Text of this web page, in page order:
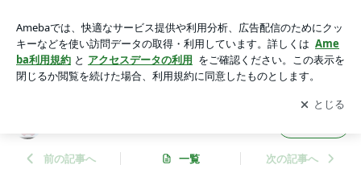
アプリをダウンロードして ブログの更新通知
を受け取りまし
ょう。
開く
前の記事へ 一覧 次の記事へ